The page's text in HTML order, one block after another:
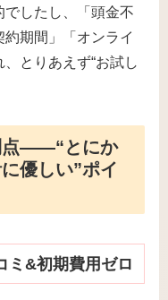
したし、「頭金不
期間」「オンライ
とりあえず“お試し
点――“とにか
優しい”ポイ
ミ&初期費用ゼロ